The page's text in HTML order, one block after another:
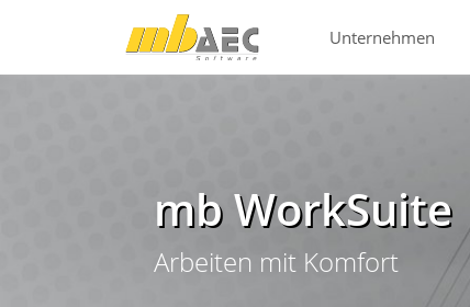
Direkt zur Hauptnavigation springen
Direkt zum Inhalt springen
Unternehmen
mb WorkSuite
Arbeiten mit Komfort